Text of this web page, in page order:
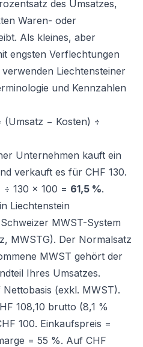
des Umsatzes,
Waren- oder
Als kleines, aber
engsten Verflechtungen
Liechtensteiner
und Kennzahlen
(Umsatz − Kosten) ÷
Unternehmen kauft ein
verkauft es für CHF 130.
130 × 100 = 61,5 %.
Liechtenstein
MWST-System
MWSTG). Der Normalsatz
MWST gehört der
Ihres Umsatzes.
(exkl. MWST).
108,10 brutto (8,1 %
100. Einkaufspreis =
= 55 %. Auf CHF